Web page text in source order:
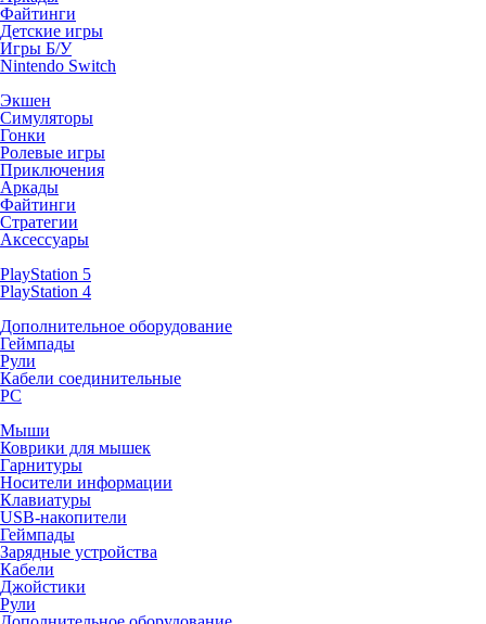
Файтинги
Детские игры
Игры Б/У
Nintendo Switch
Экшен
Симуляторы
Гонки
Ролевые игры
Приключения
Аркады
Файтинги
Стратегии
Аксессуары
PlayStation 5
PlayStation 4
Дополнительное оборудование
Геймпады
Рули
Кабели соединительные
PC
Мыши
Коврики для мышек
Гарнитуры
Носители информации
Клавиатуры
USB-накопители
Геймпады
Зарядные устройства
Кабели
Джойстики
Рули